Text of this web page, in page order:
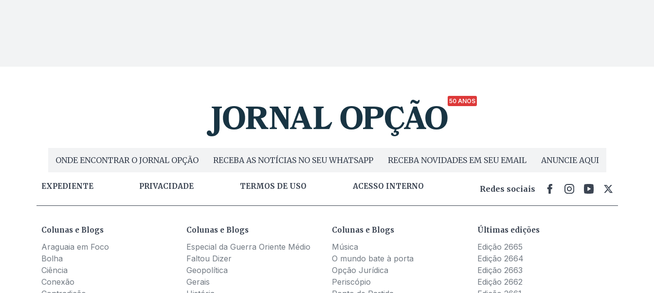
50 ANOS
ONDE ENCONTRAR O JORNAL OPÇÃO RECEBA AS NOTÍCIAS NO SEU WHATSAPP RECEBA NOVIDADES EM SEU EMAIL ANUNCIE AQUI
EXPEDIENTE PRIVACIDADE TERMOS DE USO ACESSO INTERNO Redes sociais
Colunas e Blogs
Araguaia em Foco
Bolha
Ciência
Conexão
Colunas e Blogs
Especial da Guerra Oriente Médio
Faltou Dizer
Geopolítica
Gerais
Colunas e Blogs
Música
O mundo bate à porta
Opção Jurídica
Periscópio
Últimas edições
Edição 2665
Edição 2664
Edição 2663
Edição 2662